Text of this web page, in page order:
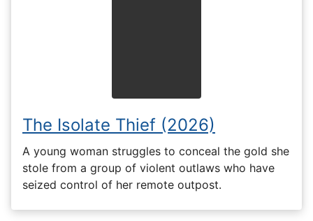
The Isolate Thief (2026)
A young woman struggles to conceal the gold she
stole from a group of violent outlaws who have
seized control of her remote outpost.